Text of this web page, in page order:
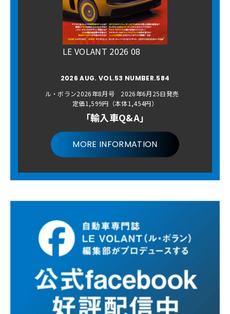
LE VOLANT 2026 08
2026 AUG. VOL.53 NUMBER.584
ル・ボラン2026年8月号 2026年6月25日発売
定価1,599円（本体1,454円）
「輸入車Q&A」
MORE INFORMATION